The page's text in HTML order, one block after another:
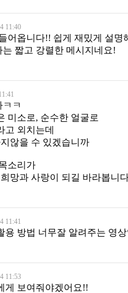
11:40
어옵니다!! 쉽게 재밌게 설
는 짧고 강렬한 메시지네요!
ㅋ
미소로, 순수한 얼굴로
고 외치는데
않을 수 있겠습니까
소리가
망과 사랑이 되길 바라봅니
11:41
용 방법 너무잘 알려주는 영
11:53
게 보여줘야겠어요!!